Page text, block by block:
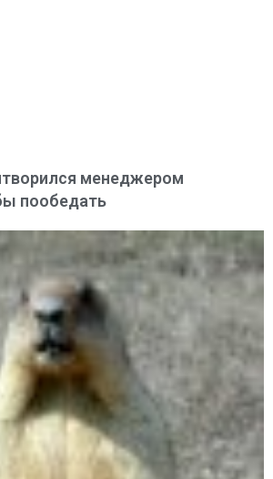
менеджером
пообедать